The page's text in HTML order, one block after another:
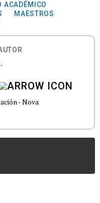
ACADÉMICO
MAESTROS
- Nova